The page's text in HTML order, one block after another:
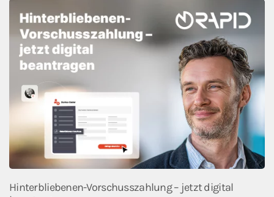
Hinterbliebenen-Vorschusszahlung – jetzt digital